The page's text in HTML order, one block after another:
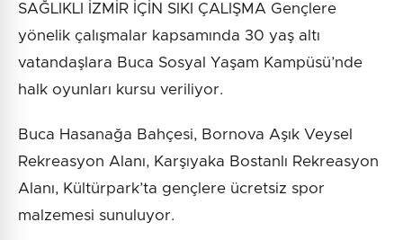
SAĞLIKLI İZMİR İÇİN SIKI ÇALIŞMA Gençlere
yönelik çalışmalar kapsamında 30 yaş altı
vatandaşlara Buca Sosyal Yaşam Kampüsü’nde
halk oyunları kursu veriliyor.
Buca Hasanağa Bahçesi, Bornova Aşık Veysel
Rekreasyon Alanı, Karşıyaka Bostanlı Rekreasyon
Alanı, Kültürpark’ta gençlere ücretsiz spor
malzemesi sunuluyor.